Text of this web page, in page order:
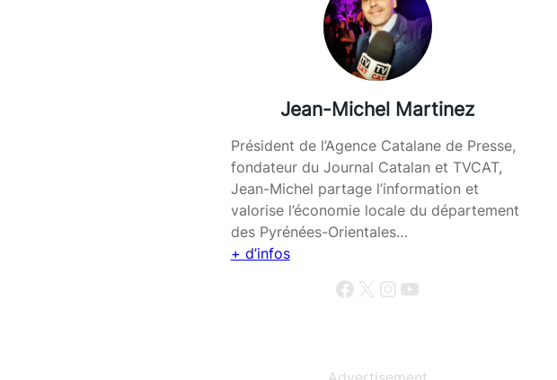
Jean-Michel Martinez
Président de l’Agence Catalane de Presse,
fondateur du Journal Catalan et TVCAT,
Jean-Michel partage l’information et
valorise l’économie locale du département
des Pyrénées-Orientales…
+ d’infos
Facebook X InstagramYouTube